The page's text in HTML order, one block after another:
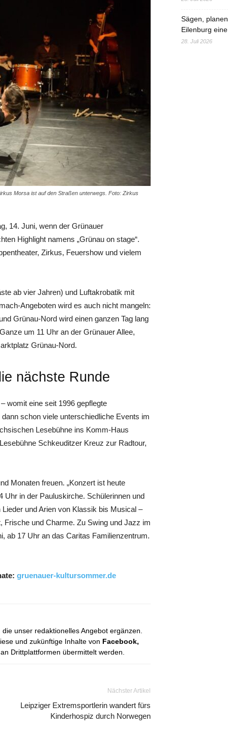
Morsa ist auf den Straßen unterwegs. Foto: Zirkus
14. Juni, wenn der Grünauer
Highlight namens „Grünau on stage“.
Zirkus, Feuershow und vielem
ab vier Jahren) und Luftakrobatik mit
Angeboten wird es auch nicht mangeln:
Grünau-Nord wird einen ganzen Tag lang
um 11 Uhr an der Grünauer Allee,
Grünau-Nord.
nächste Runde
womit eine seit 1996 gepflegte
schon viele unterschiedliche Events im
Lesebühne ins Komm-Haus
Schkeuditzer Kreuz zur Radtour,
Monaten freuen. „Konzert ist heute
Uhr in der Pauluskirche. Schülerinnen und
und Arien von Klassik bis Musical –
und Charme. Zu Swing und Jazz im
ab 17 Uhr an das Caritas Familienzentrum.
gruenauer-kultursommer.de
die unser redaktionelles Angebot ergänzen.
und zukünftige Inhalte von Facebook,
Drittplattformen übermittelt werden.
Nächster Artikel
Leipziger Extremsportlerin wandert fürs
Kinderhospiz durch Norwegen
Sägen,
Eilenburg
28. Juli 2026